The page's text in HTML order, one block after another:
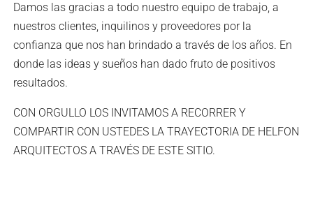
Damos las gracias a todo nuestro equipo de trabajo, a
nuestros clientes, inquilinos y proveedores por la
confianza que nos han brindado a través de los años. En
donde las ideas y sueños han dado fruto de positivos
resultados.
CON ORGULLO LOS INVITAMOS A RECORRER Y
COMPARTIR CON USTEDES LA TRAYECTORIA DE HELFON
ARQUITECTOS A TRAVÉS DE ESTE SITIO.